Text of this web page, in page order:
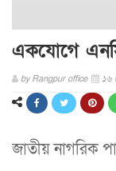
একযোগে
byRangpur office ১৬
জাতীয় নাগরিক